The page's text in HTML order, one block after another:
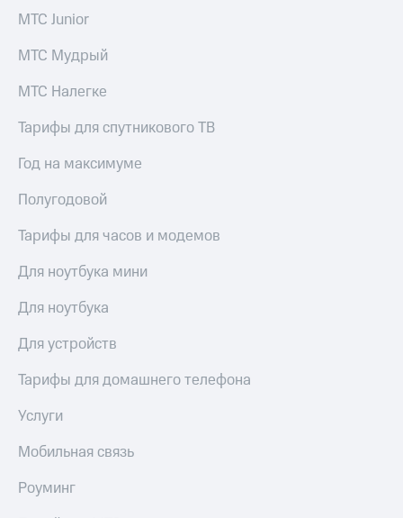
МТС Junior
МТС Мудрый
МТС Налегке
Тарифы для спутникового ТВ
Год на максимуме
Полугодовой
Тарифы для часов и модемов
Для ноутбука мини
Для ноутбука
Для устройств
Тарифы для домашнего телефона
Услуги
Мобильная связь
Роуминг